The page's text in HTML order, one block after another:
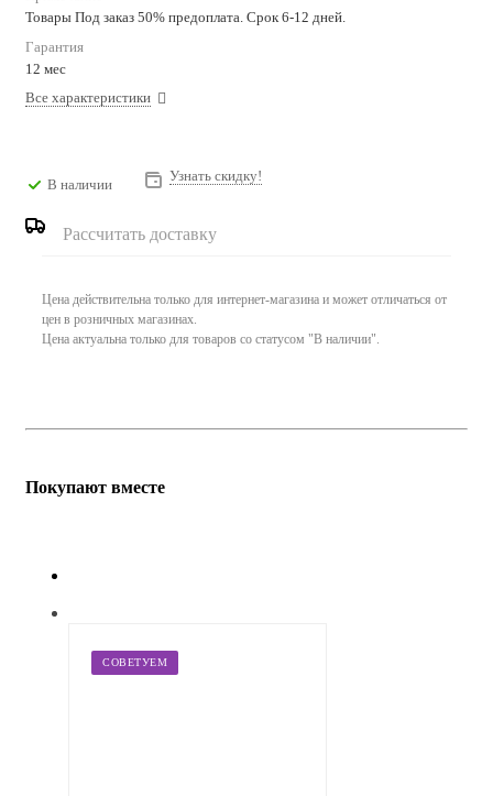
Товары Под заказ 50% предоплата. Срок 6-12 дней.
Гарантия
12 мес
Все характеристики
В наличии Узнать скидку!
Рассчитать доставку
Цена действительна только для интернет-магазина и может отличаться от
цен в розничных магазинах.
Цена актуальна только для товаров со статусом "В наличии".
Покупают вместе
СОВЕТУЕМ